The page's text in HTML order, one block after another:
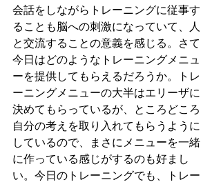
会話をしながらトレーニングに従事す
ることも脳への刺激になっていて、人
と交流することの意義を感じる。さて
今日はどのようなトレーニングメニュ
ーを提供してもらえるだろうか。トレ
ーニングメニューの大半はエリーザに
決めてもらっているが、ところどころ
自分の考えを取り入れてもらうように
しているので、まさにメニューを一緒
に作っている感じがするのも好まし
い。今日のトレーニングでも、トレー